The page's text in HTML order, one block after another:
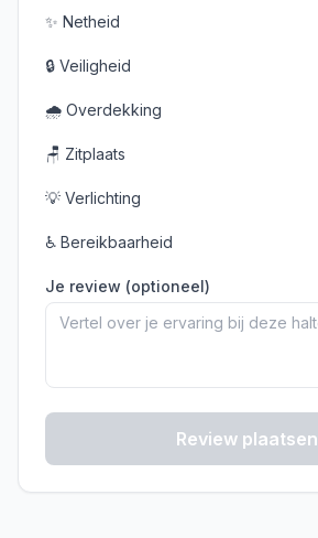
✨ Netheid
🔒 Veiligheid
🌧️ Overdekking
🪑 Zitplaats
💡 Verlichting
♿ Bereikbaarheid
Je review (optioneel)
Review plaatsen